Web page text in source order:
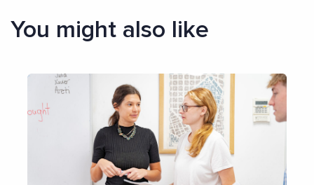
You might also like